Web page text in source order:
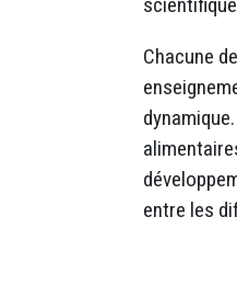
Chacune
entre les